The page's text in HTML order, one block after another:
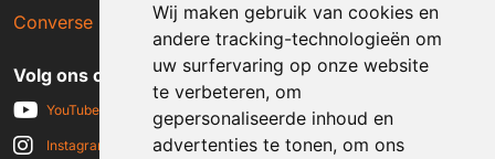
Wij maken gebruik van cookies en
andere tracking-technologieën om
uw surfervaring op onze website
te verbeteren, om
gepersonaliseerde inhoud en
advertenties te tonen, om ons
Converse sneakers
Volg ons op social media
YouTube
Instagram